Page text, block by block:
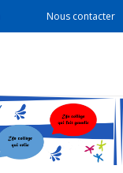
Nous contacter